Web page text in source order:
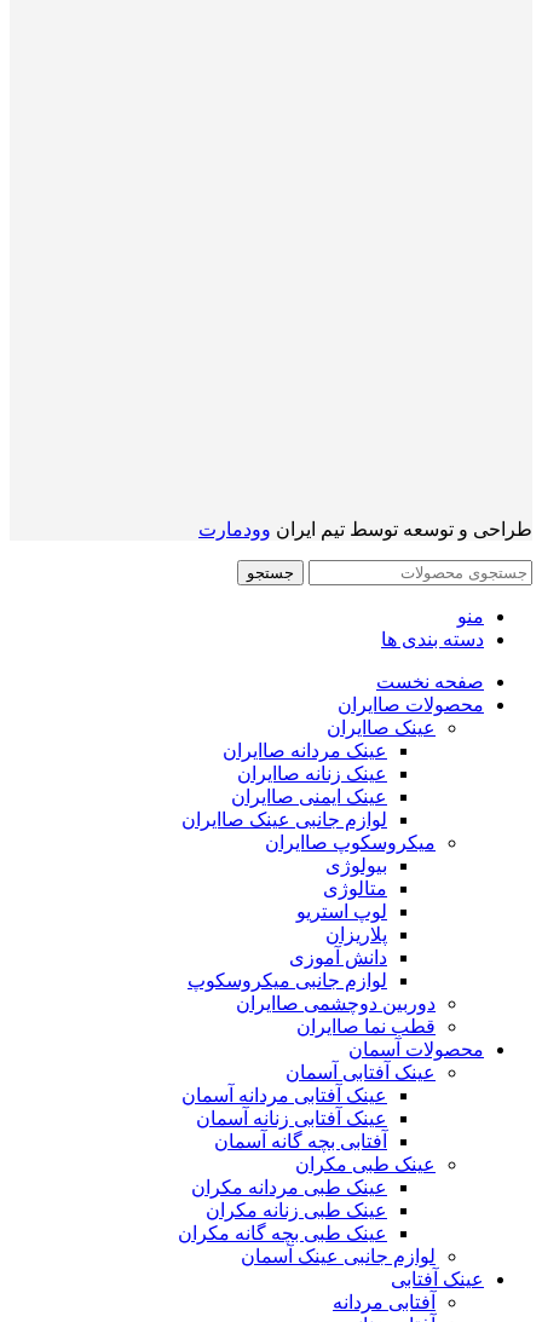
طراحی و توسعه توسط تیم ایران وودمارت
جستجو
منو
دسته بندی ها
صفحه نخست
محصولات صاایران
عینک صاایران
عینک مردانه صاایران
عینک زنانه صاایران
عینک ایمنی صاایران
لوازم جانبی عینک صاایران
میکروسکوپ صاایران
بیولوژی
متالوژی
لوپ استریو
پلاریزان
دانش آموزی
لوازم جانبی میکروسکوپ
دوربین دوچشمی صاایران
قطب نما صاایران
محصولات آسمان
عینک آفتابی آسمان
عینک آفتابی مردانه آسمان
عینک آفتابی زنانه آسمان
آفتابی بچه گانه آسمان
عینک طبی مکران
عینک طبی مردانه مکران
عینک طبی زنانه مکران
عینک طبی بچه گانه مکران
لوازم جانبی عینک آسمان
عینک آفتابی
آفتابی مردانه